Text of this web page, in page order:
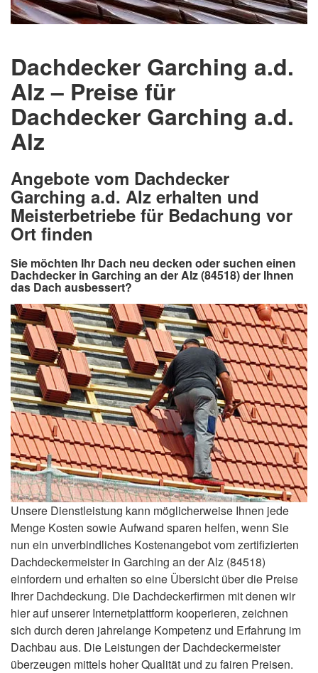
Dachdecker Garching a.d.
Alz – Preise für
Dachdecker Garching a.d.
Alz
Angebote vom Dachdecker
Garching a.d. Alz erhalten und
Meisterbetriebe für Bedachung vor
Ort finden
Sie möchten Ihr Dach neu decken oder suchen einen
Dachdecker in Garching an der Alz (84518) der Ihnen
das Dach ausbessert?
Unsere Dienstleistung kann möglicherweise Ihnen jede
Menge Kosten sowie Aufwand sparen helfen, wenn Sie
nun ein unverbindliches Kostenangebot vom zertifizierten
Dachdeckermeister in Garching an der Alz (84518)
einfordern und erhalten so eine Übersicht über die Preise
Ihrer Dachdeckung. Die Dachdeckerfirmen mit denen wir
hier auf unserer Internetplattform kooperieren, zeichnen
sich durch deren jahrelange Kompetenz und Erfahrung im
Dachbau aus. Die Leistungen der Dachdeckermeister
überzeugen mittels hoher Qualität und zu fairen Preisen.